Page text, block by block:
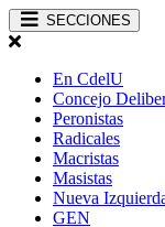
SECCIONES
En CdelU
Concejo
Peronistas
Radicales
Macristas
Masistas
Nueva
GEN